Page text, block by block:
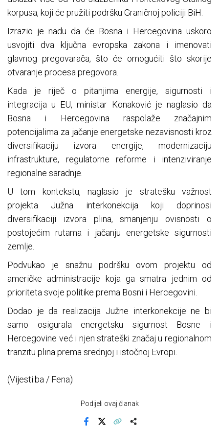
korpusa, koji će pružiti podršku Graničnoj policiji BiH.
Izrazio je nadu da će Bosna i Hercegovina uskoro
usvojiti dva ključna evropska zakona i imenovati
glavnog pregovarača, što će omogućiti što skorije
otvaranje procesa pregovora.
Kada je riječ o pitanjima energije, sigurnosti i
integracija u EU, ministar Konaković je naglasio da
Bosna i Hercegovina raspolaže značajnim
potencijalima za jačanje energetske nezavisnosti kroz
diversifikaciju izvora energije, modernizaciju
infrastrukture, regulatorne reforme i intenziviranje
regionalne saradnje.
U tom kontekstu, naglasio je stratešku važnost
projekta Južna interkonekcija koji doprinosi
diversifikaciji izvora plina, smanjenju ovisnosti o
postojećim rutama i jačanju energetske sigurnosti
zemlje.
Podvukao je snažnu podršku ovom projektu od
američke administracije koja ga smatra jednim od
prioriteta svoje politike prema Bosni i Hercegovini.
Dodao je da realizacija Južne interkonekcije ne bi
samo osigurala energetsku sigurnost Bosne i
Hercegovine već i njen strateški značaj u regionalnom
tranzitu plina prema srednjoj i istočnoj Evropi.
(Vijesti.ba / Fena)
Podijeli ovaj članak